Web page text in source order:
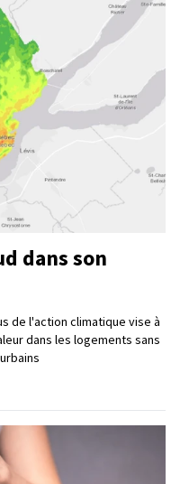
dans son
de l'action climatique vise à
dans les logements sans